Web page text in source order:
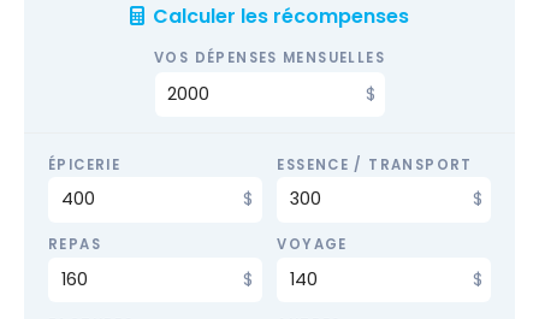
Calculer les récompenses
VOS DÉPENSES MENSUELLES
ÉPICERIE ESSENCE / TRANSPORT
REPAS VOYAGE